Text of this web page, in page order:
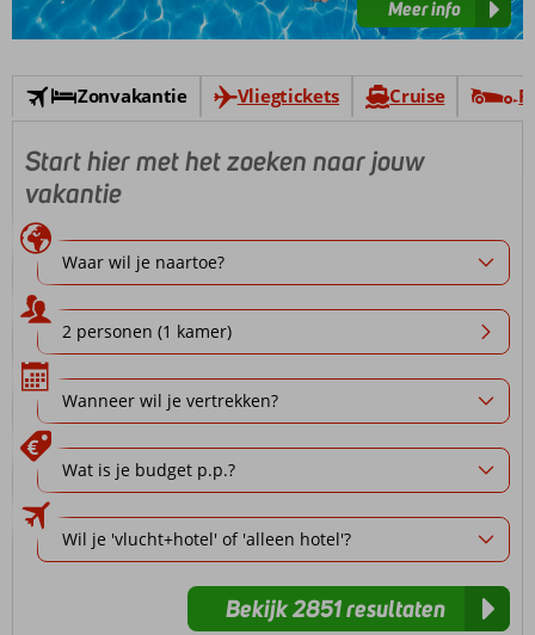
Meer info
Zonvakantie Vliegtickets Cruise
Start hier met het zoeken naar jouw
vakantie
Bekijk 2851 resultaten